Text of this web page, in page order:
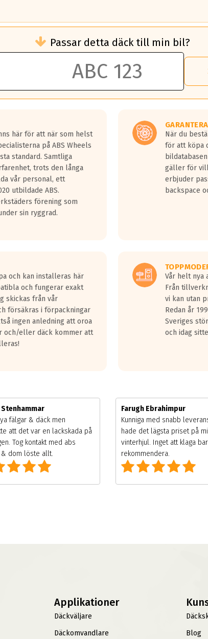
än ett klass G däck.
50 liter bränsle med ett klass A däck gentemot ett klass G
vilken rutt du kör, samt vilken körstil du använder.
lastbilar.
på en väg där det ligger 0.5-1.5 mm vatten.
fyra billängder( ca 18meter) mellan däck med betyg A
överträffa motorljudet.
ett däck med vågar. Hög bullernivå markeras med svarta
kraven som finns i dagsläget, men är inte längre tillåtna
Passar detta däck till min bil?
här för att när som helst
på ABS Wheels
standard. Samtliga
trots den långa
vår personal, ett
utbildade ABS.
förening som
sin ryggrad.
När du
för att köpa
gäller för
erbjuder
backspace
och kan installeras här
och fungerar exakt
skickas från vår
försäkras i förpackningar
ingen anledning att oroa
och/eller däck kommer att
Vår helt nya
Från
vi kan utan
Redan år
Sveriges
och idag
Stenhammar
fälgar & däck men
att det var en lackskada på
Tog kontakt med abs
dom löste allt.
Farugh Ebrahimpur
Kunniga med snabb
hade det lägsta priset på
vinterhjul. Inget att klaga
rekommendera.
Applikationer
Däckväljare
Däckomvandlare
Blog